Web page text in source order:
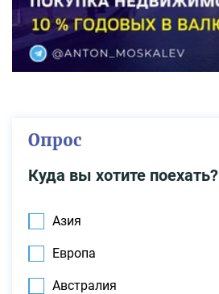
Опрос
Куда вы хотите поехать?
Азия
Европа
Австралия